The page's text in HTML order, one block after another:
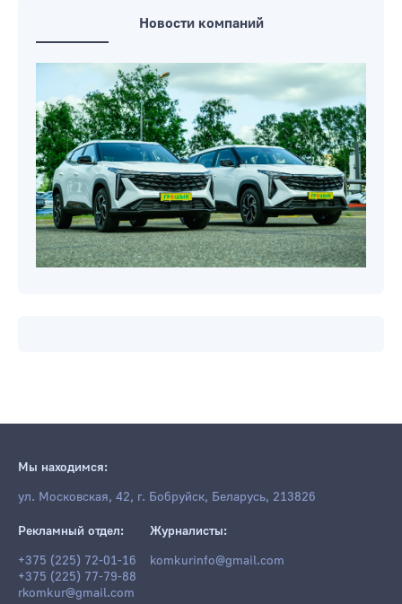
Новости компаний
Мы находимся:
ул. Московская, 42, г. Бобруйск, Беларусь, 213826
Рекламный отдел:
+375 (225) 72-01-16
+375 (225) 77-79-88
rkomkur@gmail.com
Журналисты:
komkurinfo@gmail.com